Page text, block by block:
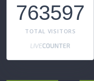
763597
TOTAL VISITORS